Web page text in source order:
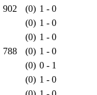
902 (0) 1 - 0
(0) 1 - 0
(0) 1 - 0
788 (0) 1 - 0
(0) 0 - 1
(0) 1 - 0